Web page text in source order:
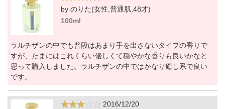
by のりた(女性,普通肌,48才)
100ml
ラルチザンの中でも普段はあまり手を出さないタイプの香りで
すが、たまにはこれくらい優しくて穏やかな香りも良いかなと
思って購入しました。ラルチザンの中ではかなり癒し系で良い
です。
2016/12/20